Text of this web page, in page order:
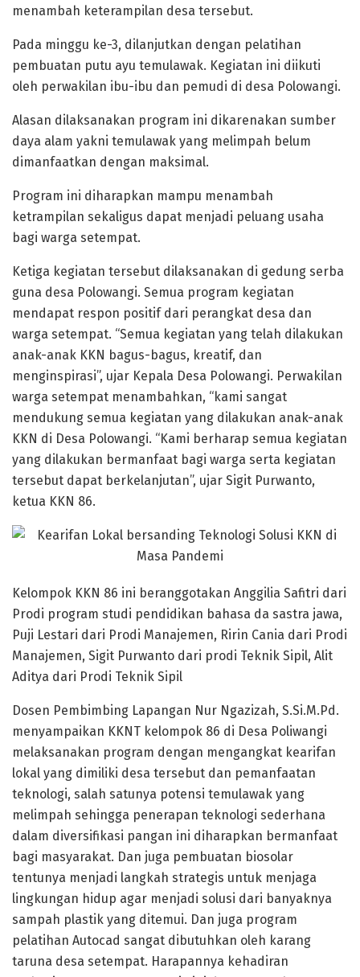
menambah keterampilan desa tersebut.
Pada minggu ke-3, dilanjutkan dengan pelatihan
pembuatan putu ayu temulawak. Kegiatan ini diikuti
oleh perwakilan ibu-ibu dan pemudi di desa Polowangi.
Alasan dilaksanakan program ini dikarenakan sumber
daya alam yakni temulawak yang melimpah belum
dimanfaatkan dengan maksimal.
Program ini diharapkan mampu menambah
ketrampilan sekaligus dapat menjadi peluang usaha
bagi warga setempat.
Ketiga kegiatan tersebut dilaksanakan di gedung serba
guna desa Polowangi. Semua program kegiatan
mendapat respon positif dari perangkat desa dan
warga setempat. “Semua kegiatan yang telah dilakukan
anak-anak KKN bagus-bagus, kreatif, dan
menginspirasi”, ujar Kepala Desa Polowangi. Perwakilan
warga setempat menambahkan, “kami sangat
mendukung semua kegiatan yang dilakukan anak-anak
KKN di Desa Polowangi. “Kami berharap semua kegiatan
yang dilakukan bermanfaat bagi warga serta kegiatan
tersebut dapat berkelanjutan”, ujar Sigit Purwanto,
ketua KKN 86.
Kelompok KKN 86 ini beranggotakan Anggilia Safitri dari
Prodi program studi pendidikan bahasa da sastra jawa,
Puji Lestari dari Prodi Manajemen, Ririn Cania dari Prodi
Manajemen, Sigit Purwanto dari prodi Teknik Sipil, Alit
Aditya dari Prodi Teknik Sipil
Dosen Pembimbing Lapangan Nur Ngazizah, S.Si.M.Pd.
menyampaikan KKNT kelompok 86 di Desa Poliwangi
melaksanakan program dengan mengangkat kearifan
lokal yang dimiliki desa tersebut dan pemanfaatan
teknologi, salah satunya potensi temulawak yang
melimpah sehingga penerapan teknologi sederhana
dalam diversifikasi pangan ini diharapkan bermanfaat
bagi masyarakat. Dan juga pembuatan biosolar
tentunya menjadi langkah strategis untuk menjaga
lingkungan hidup agar menjadi solusi dari banyaknya
sampah plastik yang ditemui. Dan juga program
pelatihan Autocad sangat dibutuhkan oleh karang
taruna desa setempat. Harapannya kehadiran